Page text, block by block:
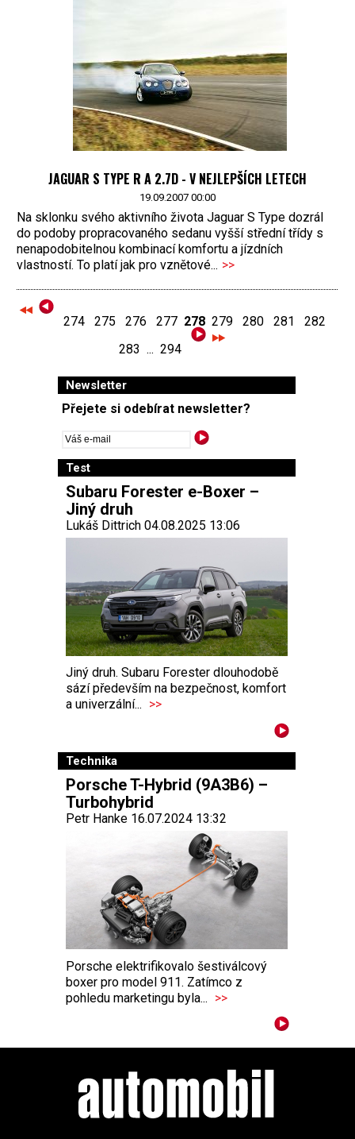
JAGUAR S TYPE R A 2.7D - V NEJLEPŠÍCH LETECH
19.09.2007 00:00
Na sklonku svého aktivního života Jaguar S Type dozrál
do podoby propracovaného sedanu vyšší střední třídy s
nenapodobitelnou kombinací komfortu a jízdních
vlastností. To platí jak pro vznětové... >>
274 275 276 277 278 279 280 281
282
283 ... 294
Newsletter
Přejete si odebírat newsletter?
Test
Subaru Forester e-Boxer –
Jiný druh
Lukáš Dittrich 04.08.2025 13:06
Jiný druh. Subaru Forester dlouhodobě
sází především na bezpečnost, komfort
a univerzální... >>
Technika
Porsche T-Hybrid (9A3B6) –
Turbohybrid
Petr Hanke 16.07.2024 13:32
Porsche elektrifikovalo šestiválcový
boxer pro model 911. Zatímco z
pohledu marketingu byla... >>